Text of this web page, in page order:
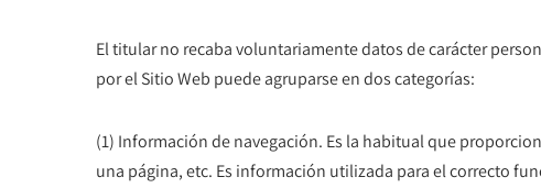
El titular no recaba voluntariamente datos de carácter
por el Sitio Web puede agruparse en dos categorías:
(1) Información de navegación. Es la habitual que
una página, etc. Es información utilizada para el correcto